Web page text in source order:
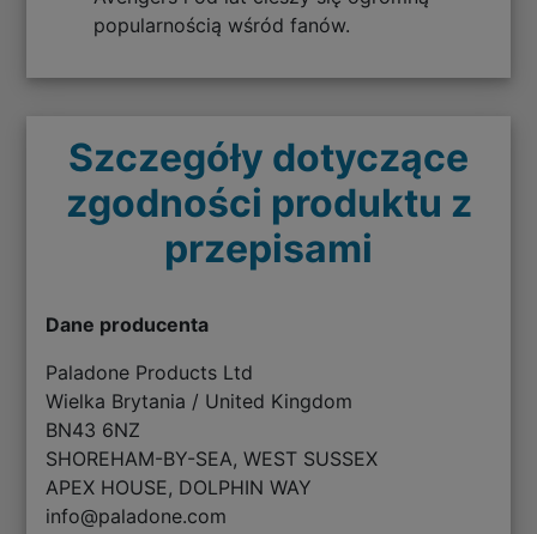
popularnością wśród fanów.
Szczegóły dotyczące
zgodności produktu z
przepisami
Dane producenta
Paladone Products Ltd
Wielka Brytania / United Kingdom
BN43 6NZ
SHOREHAM-BY-SEA, WEST SUSSEX
APEX HOUSE, DOLPHIN WAY
info@paladone.com